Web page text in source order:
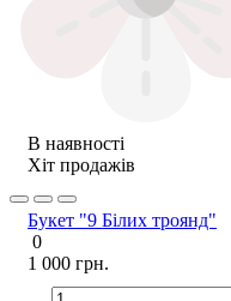
В наявності
Хіт продажів
Букет "9 Білих троянд"
0
1 000 грн.